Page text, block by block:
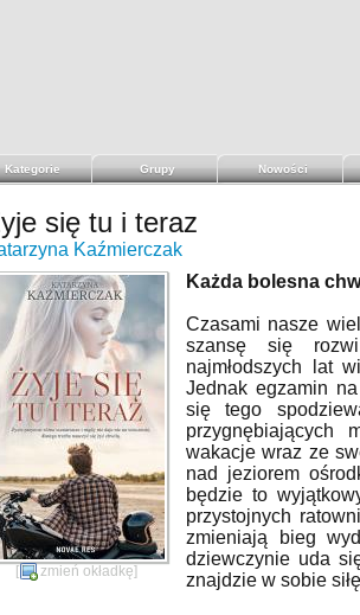
Kategorie Grupy Nowości
się tu i teraz
Kaźmierczak
[ zmień okładkę]
Każda bolesna
Czasami nasze
szansę się
najmłodszych lat
Jednak egzamin
się tego
przygnębiających
wakacje wraz ze
nad jeziorem
będzie to
przystojnych
zmieniają bieg
dziewczynie uda
znajdzie w sobie